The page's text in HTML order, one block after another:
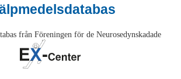
från Föreningen för de Neurosedynskadade